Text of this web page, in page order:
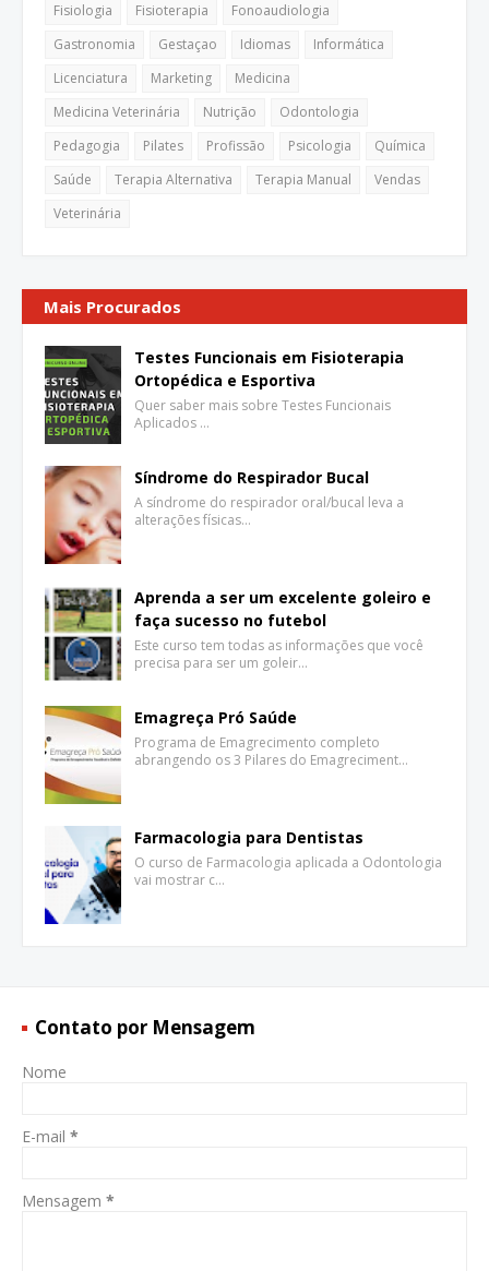
Fisiologia
Fisioterapia
Fonoaudiologia
Gastronomia
Gestaçao Idiomas
Informática
Licenciatura
Marketing
Medicina
Medicina Veterinária
Nutrição
Odontologia
Pedagogia
Pilates Profissão Psicologia
Química
Saúde
Terapia Alternativa Terapia Manual
Vendas
Veterinária
Mais Procurados
Testes Funcionais em Fisioterapia
Ortopédica e Esportiva
Quer saber mais sobre Testes Funcionais
Aplicados …
Síndrome do Respirador Bucal
A síndrome do respirador oral/bucal leva a
alterações físicas…
Aprenda a ser um excelente goleiro e
faça sucesso no futebol
Este curso tem todas as informações que você
precisa para ser um goleir…
Emagreça Pró Saúde
Programa de Emagrecimento completo
abrangendo os 3 Pilares do Emagreciment…
Farmacologia para Dentistas
O curso de Farmacologia aplicada a Odontologia
vai mostrar c…
Contato por Mensagem
Nome
E-mail *
Mensagem *